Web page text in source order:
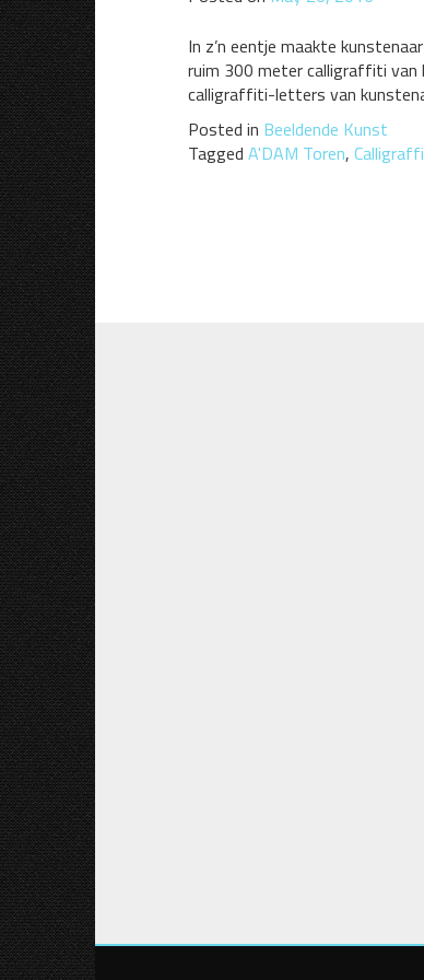
In z’n eentje maakte
ruim 300 meter calligraffiti van
calligraffiti-letters van
Posted in Beeldende Kunst
Tagged A'DAM Toren,